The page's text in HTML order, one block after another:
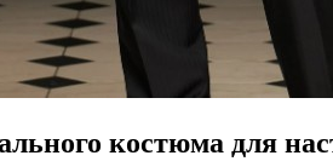
костюма для